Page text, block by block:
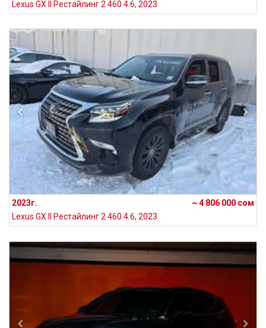
Lexus GX II Рестайлинг 2 460 4.6, 2023
2023г.
~ 4 806 000 сом
Lexus GX II Рестайлинг 2 460 4.6, 2023